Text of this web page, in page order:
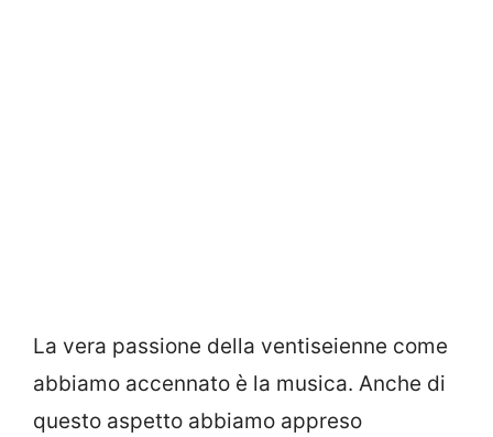
La vera passione della ventiseienne come
abbiamo accennato è la musica. Anche di
questo aspetto abbiamo appreso